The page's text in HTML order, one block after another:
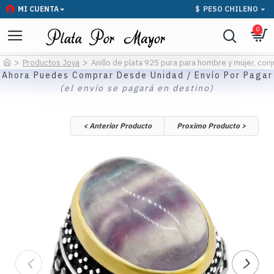
MI CUENTA $ PESO CHILENO
0
Productos Joya Anillo de plata 925 pura para hombre y mujer,
Ahora Puedes Comprar Desde Unidad / Envío Por Pagar
(el envío se pagará en destino)
< Anterior Producto Proximo Producto >